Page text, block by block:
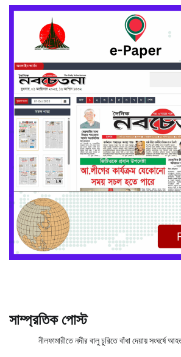
সাম্প্রতিক পোস্ট
নীলফামারীতে নদীর বালু চুরিতে বাঁধা দেয়ায় সংঘর্ষে